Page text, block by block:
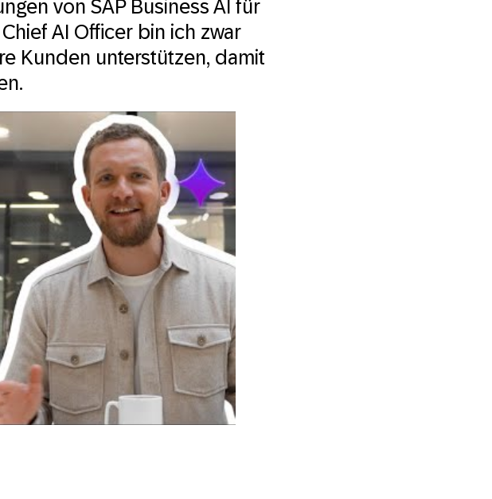
von SAP Business AI für
AI Officer bin ich zwar
Kunden unterstützen, damit
Discuss How SAP